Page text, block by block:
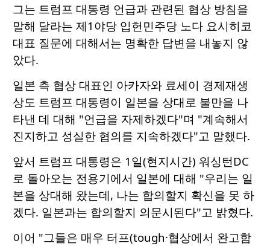
그는 트럼프 대통령 언급과 관련된 협상 방침을
말해 달라는 제1야당 입헌민주당 노다 요시히코
대표 질문에 대해서는 명확한 답변을 내놓지 않
았다.
일본 측 협상 대표인 아카자와 료세이 경제재생
상도 트럼프 대통령이 일본을 상대로 불만을 나
타낸 데 대해 "언급을 자제하겠다"며 "계속해서
진지하고 성실한 협의를 지속하겠다"고 말했다.
앞서 트럼프 대통령은 1일(현지시간) 워싱턴DC
로 돌아오는 전용기에서 일본에 대해 "우리는 일
본을 상대해 왔는데, 나는 합의할지 확신을 못 하
겠다. 일본과는 합의할지 의문시된다"고 밝혔다.
이어 "그들은 매우 터프(tough·협상에서 완고함